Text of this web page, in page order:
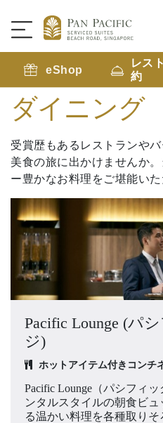
eShop
レス
約
ダイニング
受賞歴もあるレストランや
美食の旅に出かけませんか
ー豊かなお料理をご堪能いた
Pacific Lounge (パ
ジ)
ホットアイテム付きコンチ
Pacific Lounge（パシフィ
ンタルスタイルの朝食ビ
る温かい料理を各種取り